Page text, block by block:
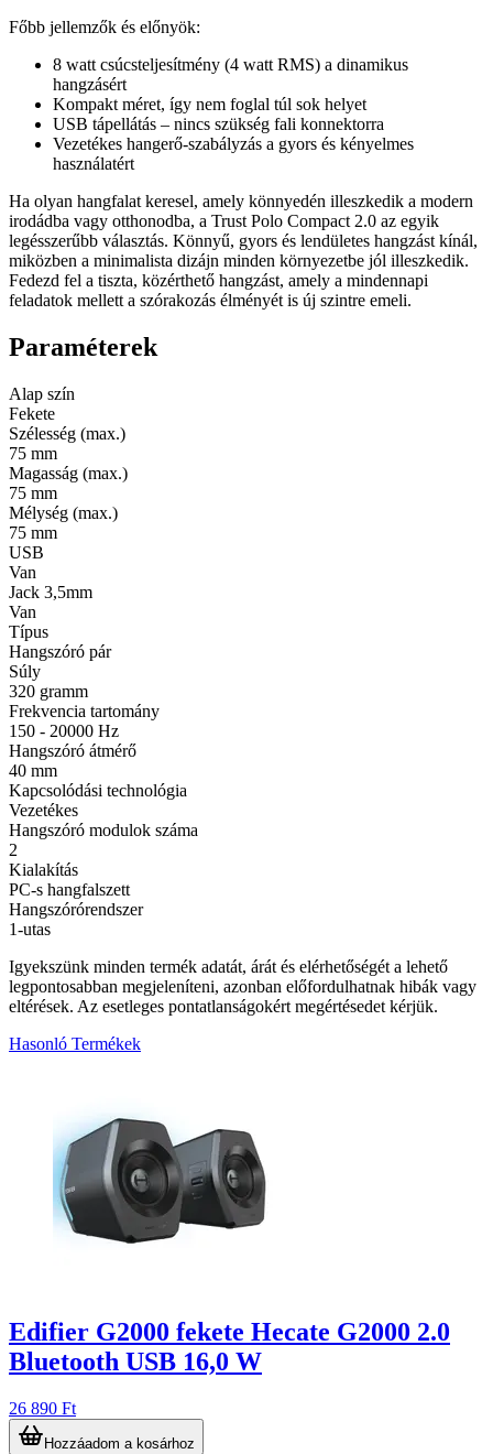
Főbb jellemzők és előnyök:
8 watt csúcsteljesítmény (4 watt RMS) a dinamikus
hangzásért
Kompakt méret, így nem foglal túl sok helyet
USB tápellátás – nincs szükség fali konnektorra
Vezetékes hangerő-szabályzás a gyors és kényelmes
használatért
Ha olyan hangfalat keresel, amely könnyedén illeszkedik a modern
irodádba vagy otthonodba, a Trust Polo Compact 2.0 az egyik
legésszerűbb választás. Könnyű, gyors és lendületes hangzást kínál,
miközben a minimalista dizájn minden környezetbe jól illeszkedik.
Fedezd fel a tiszta, közérthető hangzást, amely a mindennapi
feladatok mellett a szórakozás élményét is új szintre emeli.
Paraméterek
Alap szín
Fekete
Szélesség (max.)
75 mm
Magasság (max.)
75 mm
Mélység (max.)
75 mm
USB
Van
Jack 3,5mm
Van
Típus
Hangszóró pár
Súly
320 gramm
Frekvencia tartomány
150 - 20000 Hz
Hangszóró átmérő
40 mm
Kapcsolódási technológia
Vezetékes
Hangszóró modulok száma
2
Kialakítás
PC-s hangfalszett
Hangszórórendszer
1-utas
Igyekszünk minden termék adatát, árát és elérhetőségét a lehető
legpontosabban megjeleníteni, azonban előfordulhatnak hibák vagy
eltérések. Az esetleges pontatlanságokért megértésedet kérjük.
Hasonló Termékek
Edifier G2000 fekete Hecate G2000 2.0
Bluetooth USB 16,0 W
26 890 Ft
Hozzáadom a kosárhoz